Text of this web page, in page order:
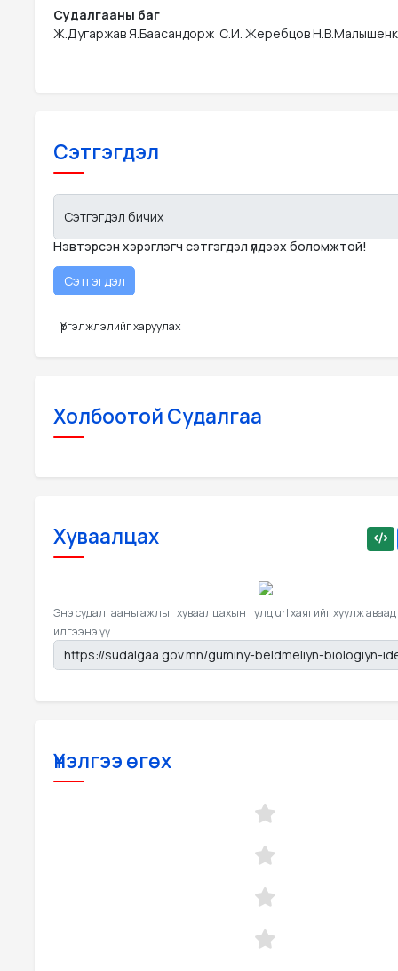
Судалгааны баг
Ж.Дугаржав Я.Баасандорж  С.И. Жеребцов
Сэтгэгдэл
Сэтгэгдэл бичих
Нэвтэрсэн хэрэглэгч сэтгэгдэл үлдээх боломжтой!
Үргэлжлэлийг харуулах
Холбоотой Судалгаа
Хуваалцах
Энэ судалгааны ажлыг хуваалцахын тулд url хаягийг хуулж аваад
илгээнэ үү.
Үнэлгээ өгөх